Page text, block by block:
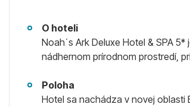
O hoteli
Noah´s Ark Deluxe Hotel & SPA
nádhernom prírodnom prostredí,
Poloha
Hotel sa nachádza v novej oblasti